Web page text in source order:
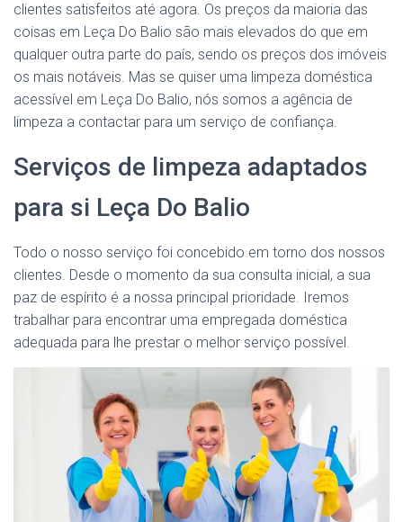
clientes satisfeitos até agora. Os preços da maioria das
coisas em Leça Do Balio são mais elevados do que em
qualquer outra parte do país, sendo os preços dos imóveis
os mais notáveis. Mas se quiser uma limpeza doméstica
acessível em Leça Do Balio, nós somos a agência de
limpeza a contactar para um serviço de confiança.
Serviços de limpeza adaptados
para si Leça Do Balio
Todo o nosso serviço foi concebido em torno dos nossos
clientes. Desde o momento da sua consulta inicial, a sua
paz de espírito é a nossa principal prioridade. Iremos
trabalhar para encontrar uma empregada doméstica
adequada para lhe prestar o melhor serviço possível.